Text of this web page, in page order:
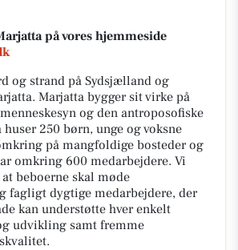
på vores hjemmeside
og strand på Sydsjælland og
Marjatta bygger sit virke på
og den antroposofiske
250 børn, unge og voksne
på mangfoldige bosteder og
omkring 600 medarbejdere. Vi
beboerne skal møde
fagligt dygtige medarbejdere, der
kan understøtte hver enkelt
udvikling samt fremme